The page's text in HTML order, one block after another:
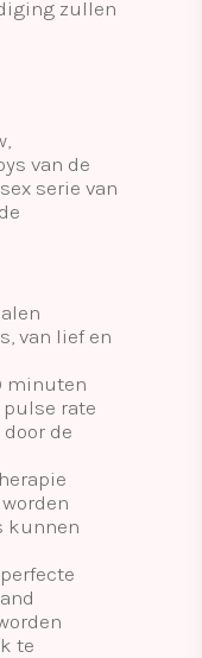
zullen
van de
serie van
van lief en
minuten
rate
de
kunnen
te